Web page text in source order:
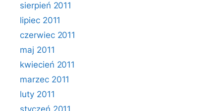
sierpień 2011
lipiec 2011
czerwiec 2011
maj 2011
kwiecień 2011
marzec 2011
luty 2011
styczeń 2011